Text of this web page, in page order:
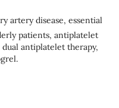
artery disease, essential
patients, antiplatelet
antiplatelet therapy,